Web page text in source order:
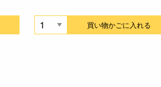
買い物かごに入れる